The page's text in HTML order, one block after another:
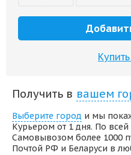
Получить в вашем
Выберите город и мы
Курьером от 1 дня. По всей
Самовывозом более 1000
Почтой РФ и Беларуси в